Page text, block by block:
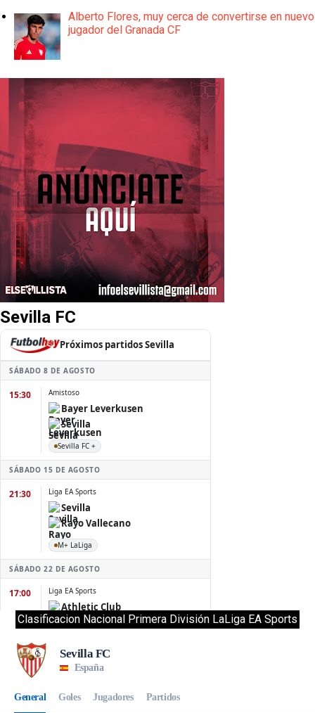
Alberto Flores, muy cerca de convertirse en nuevo
jugador del Granada CF
Sevilla FC
Clasificacion Nacional Primera División LaLiga EA Sports